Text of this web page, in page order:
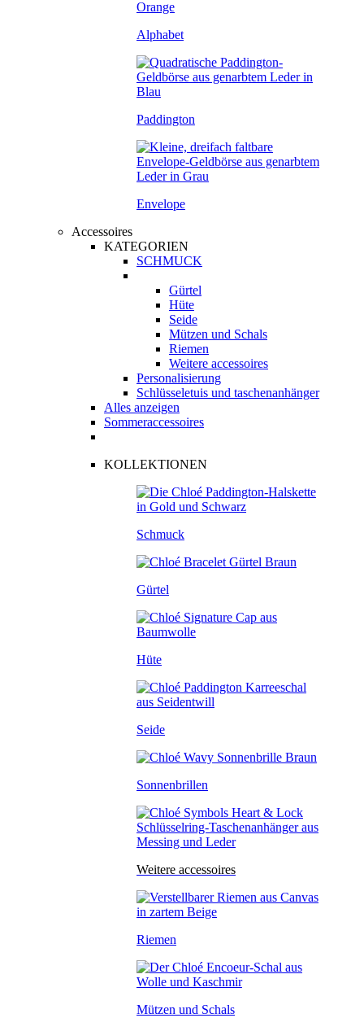
Alphabet
Paddington
Envelope
Accessoires
KATEGORIEN
SCHMUCK
Gürtel
Hüte
Seide
Mützen und Schals
Riemen
Weitere accessoires
Personalisierung
Schlüsseletuis und taschenanhänger
Alles anzeigen
Sommeraccessoires
KOLLEKTIONEN
Schmuck
Gürtel
Hüte
Seide
Sonnenbrillen
Weitere accessoires
Riemen
Mützen und Schals